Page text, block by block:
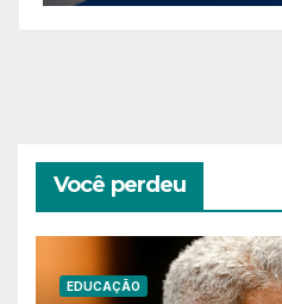
Você perdeu
EDUCAÇÃO